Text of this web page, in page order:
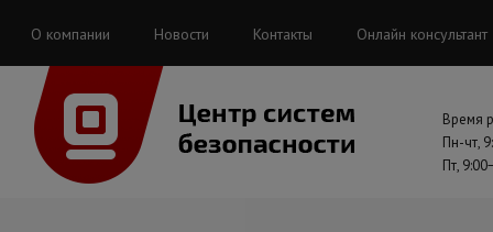
О компании Новости Контакты Онлайн консультант
Время
Пн-чт,
Пт,